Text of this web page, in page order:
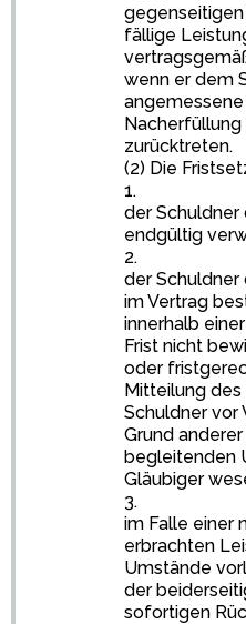
gegenseitigen
fällige
wenn er dem
zurücktreten.
(2) Die
1.
der
endgültig
2.
der Schuldner
im Vertrag
innerhalb
Frist nicht
oder
Mitteilung des
Schuldner vor
Grund
begleitenden
Gläubiger
3.
im Falle einer
erbrachten
Umstände
der
sofortigen